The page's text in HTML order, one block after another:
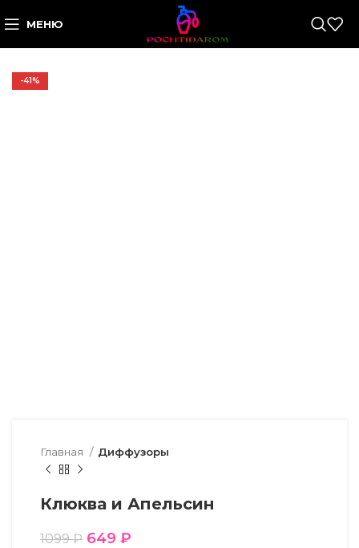
МЕНЮ
-41%
Главная Диффузоры
Клюква и Апельсин
1099₽ 649 ₽